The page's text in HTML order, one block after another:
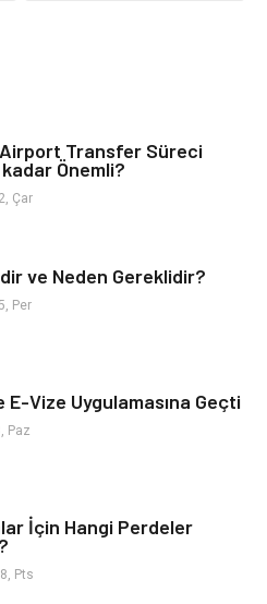
Seo Teknikleri
Kültür
Transfer Süreci
Önemli?
Çar
ve Neden Gereklidir?
Per
E-Vize Uygulamasına Geçti
Paz
İçin Hangi Perdeler
Pts